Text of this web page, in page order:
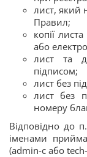
лист, який
Правил;
копії
або
лист та
підписом;
лист без
лист без
номеру
Відповідно до
іменами
(admin-c або